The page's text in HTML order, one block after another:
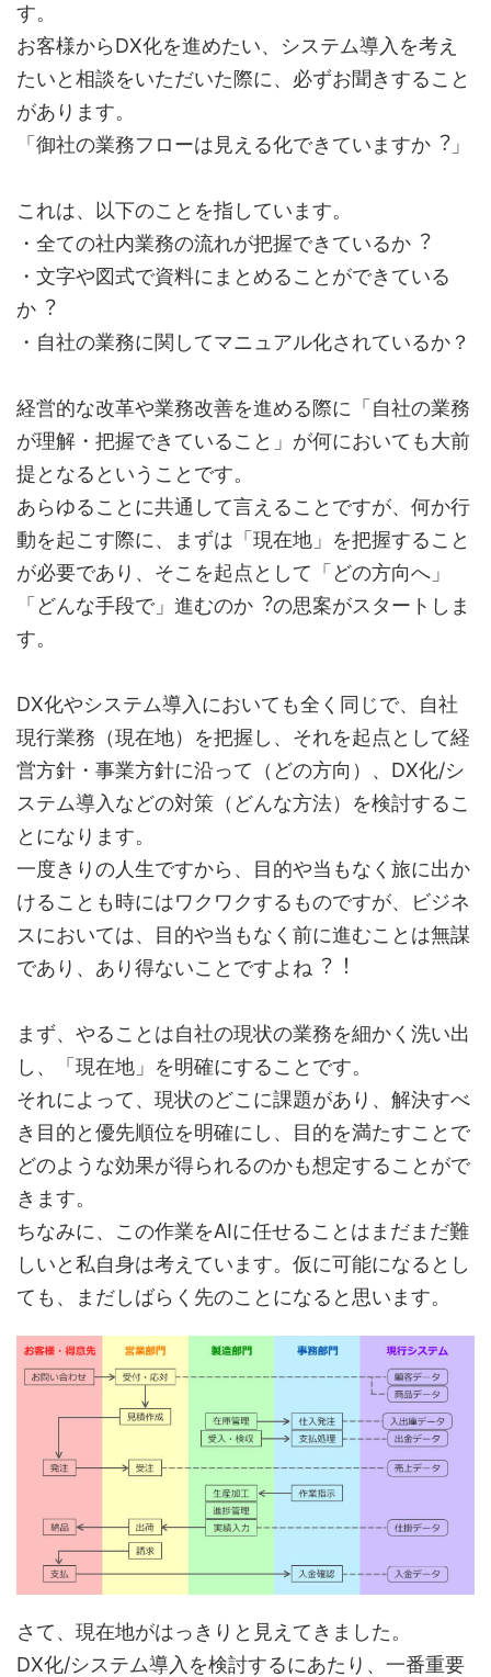
す。
お客様からDX化を進めたい、システム導⼊を考え
たいと相談をいただいた際に、必ずお聞きすること
があります。
「御社の業務フローは⾒える化できていますか︖」
これは、以下のことを指しています。
・全ての社内業務の流れが把握できているか︖
・⽂字や図式で資料にまとめることができている
か︖
・自社の業務に関してマニュアル化されているか？
経営的な改⾰や業務改善を進める際に「⾃社の業務
が理解・把握できていること」が何においても⼤前
提となるということです。
あらゆることに共通して⾔えることですが、何か⾏
動を起こす際に、まずは「現在地」を把握すること
が必要であり、そこを起点として「どの⽅向へ」
「どんな⼿段で」進むのか︖の思案がスタートしま
す。
DX化やシステム導⼊においても全く同じで、⾃社
現⾏業務（現在地）を把握し、それを起点として経
営⽅針・事業⽅針に沿って（どの⽅向）、DX化/シ
ステム導⼊などの対策（どんな⽅法）を検討するこ
とになります。
⼀度きりの⼈⽣ですから、⽬的や当もなく旅に出か
けることも時にはワクワクするものですが、ビジネ
スにおいては、⽬的や当もなく前に進むことは無謀
であり、あり得ないことですよね︖︕
まず、やることは⾃社の現状の業務を細かく洗い出
し、「現在地」を明確にすることです。
それによって、現状のどこに課題があり、解決すべ
き⽬的と優先順位を明確にし、⽬的を満たすことで
どのような効果が得られるのかも想定することがで
きます。
ちなみに、この作業をAIに任せることはまだまだ難
しいと私⾃⾝は考えています。仮に可能になるとし
ても、まだしばらく先のことになると思います。
さて、現在地がはっきりと見えてきました。
DX化/システム導入を検討するにあたり、一番重要